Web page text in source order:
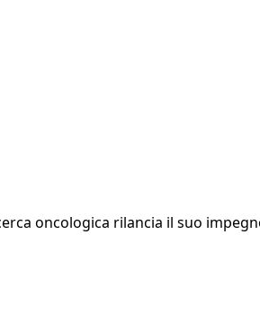
oncologica rilancia il suo